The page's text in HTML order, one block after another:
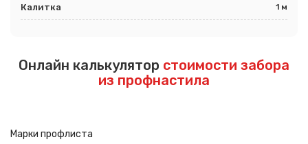
Калитка 1 м
Онлайн калькулятор стоимости забора
из профнастила
Марки профлиста